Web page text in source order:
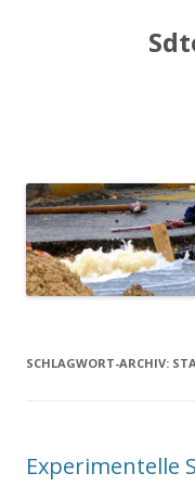
SCHLAGWORT-ARCHIV:
Experimentelle